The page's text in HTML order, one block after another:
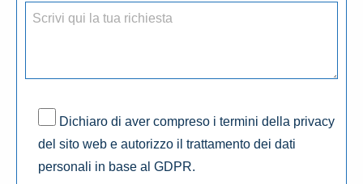
Dichiaro di aver compreso i termini della privacy
del sito web e autorizzo il trattamento dei dati
personali in base al GDPR.